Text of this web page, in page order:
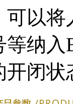
可以
等纳入
开闭